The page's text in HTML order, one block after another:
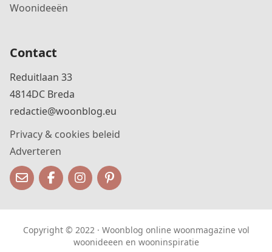
Woonideeën
Contact
Reduitlaan 33
4814DC Breda
redactie@woonblog.eu
Privacy & cookies beleid
Adverteren
Copyright © 2022 · Woonblog online woonmagazine vol
woonideeen en wooninspiratie